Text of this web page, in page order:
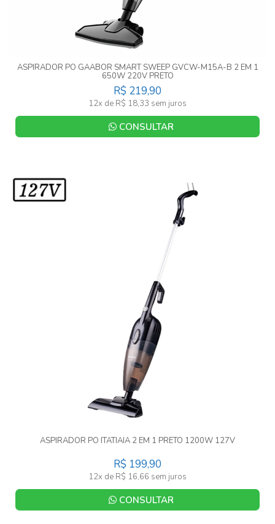
ASPIRADOR PO GAABOR SMART SWEEP GVCW-M15A-B 2 EM 1
650W 220V PRETO
R$ 219,90
12x de R$ 18,33 sem juros
CONSULTAR
ASPIRADOR PO ITATIAIA 2 EM 1 PRETO 1200W 127V
R$ 199,90
12x de R$ 16,66 sem juros
CONSULTAR